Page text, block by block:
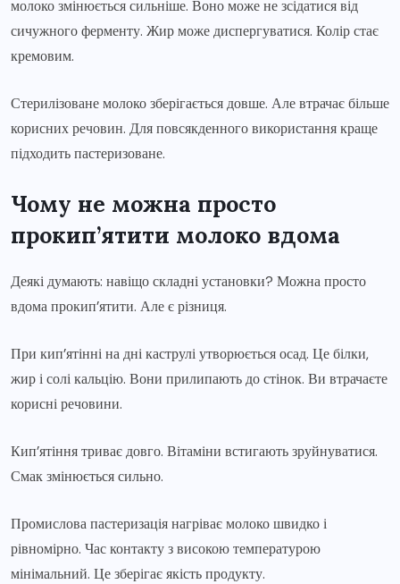
молоко змінюється сильніше. Воно може не зсідатися від
сичужного ферменту. Жир може диспергуватися. Колір стає
кремовим.
Стерилізоване молоко зберігається довше. Але втрачає більше
корисних речовин. Для повсякденного використання краще
підходить пастеризоване.
Чому не можна просто
прокип’ятити молоко вдома
Деякі думають: навіщо складні установки? Можна просто
вдома прокип’ятити. Але є різниця.
При кип’ятінні на дні каструлі утворюється осад. Це білки,
жир і солі кальцію. Вони прилипають до стінок. Ви втрачаєте
корисні речовини.
Кип’ятіння триває довго. Вітаміни встигають зруйнуватися.
Смак змінюється сильно.
Промислова пастеризація нагріває молоко швидко і
рівномірно. Час контакту з високою температурою
мінімальний. Це зберігає якість продукту.